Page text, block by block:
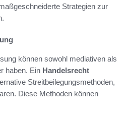
Strategien zur
können sowohl mediativen als
haben. Ein Handelsrecht
Streitbeilegungsmethoden,
Diese Methoden können